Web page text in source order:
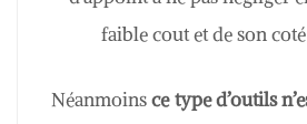
faible cout et de son
Néanmoinsce type d’outils